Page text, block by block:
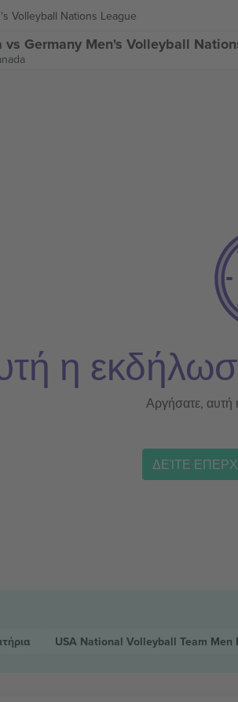
Volleyball Nations League
Germany Men's Volleyball
η
Αργήσατε, αυτή
ΔΕΊΤΕ
USA National Volleyball Team Men